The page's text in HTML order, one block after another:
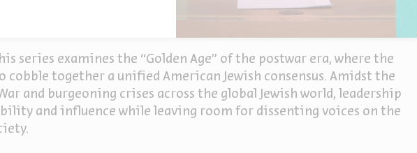
series examines the “Golden Age” of the postwar era, where the
cobble together a unified American Jewish consensus. Amidst the
and burgeoning crises across the global Jewish world, leadership
and influence while leaving room for dissenting voices on the